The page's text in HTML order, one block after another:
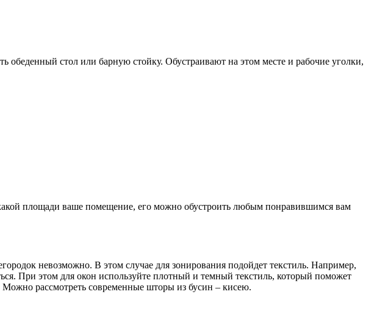
обеденный стол или барную стойку. Обустраивают на этом месте и рабочие уголки,
площади ваше помещение, его можно обустроить любым понравившимся вам
невозможно. В этом случае для зонирования подойдет текстиль. Например,
При этом для окон используйте плотный и темный текстиль, который поможет
рассмотреть современные шторы из бусин – кисею.